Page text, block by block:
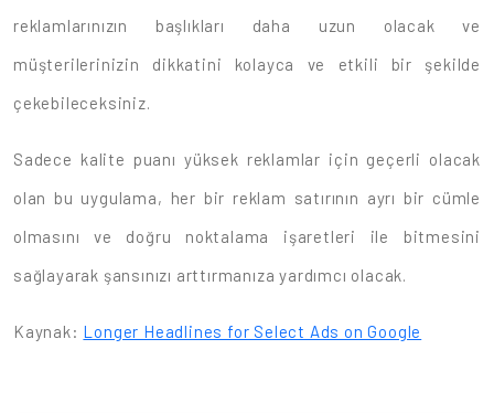
reklamlarınızın başlıkları daha uzun olacak ve
müşterilerinizin dikkatini kolayca ve etkili bir şekilde
çekebileceksiniz.
Sadece kalite puanı yüksek reklamlar için geçerli olacak
olan bu uygulama, her bir reklam satırının ayrı bir cümle
olmasını ve doğru noktalama işaretleri ile bitmesini
sağlayarak şansınızı arttırmanıza yardımcı olacak.
Kaynak: Longer Headlines for Select Ads on Google